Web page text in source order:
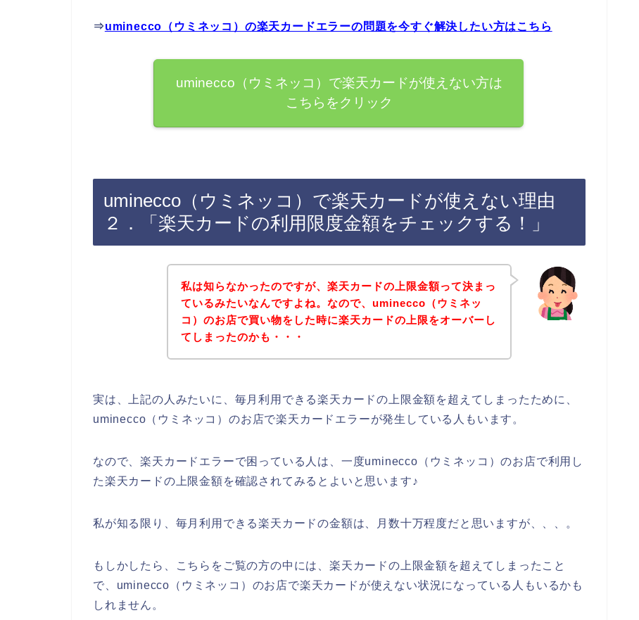
⇒uminecco（ウミネッコ）の楽天カードエラーの問題を今すぐ解決したい方はこちら
uminecco（ウミネッコ）で楽天カードが使えない方は
こちらをクリック
uminecco（ウミネッコ）で楽天カードが使えない理由
２．「楽天カードの利用限度金額をチェックする！」
私は知らなかったのですが、楽天カードの上限金額って決まっ
ているみたいなんですよね。なので、uminecco（ウミネッ
コ）のお店で買い物をした時に楽天カードの上限をオーバーし
てしまったのかも・・・
実は、上記の人みたいに、毎月利用できる楽天カードの上限金額を超えてしまったために、
uminecco（ウミネッコ）のお店で楽天カードエラーが発生している人もいます。
なので、楽天カードエラーで困っている人は、一度uminecco（ウミネッコ）のお店で利用し
た楽天カードの上限金額を確認されてみるとよいと思います♪
私が知る限り、毎月利用できる楽天カードの金額は、月数十万程度だと思いますが、、、。
もしかしたら、こちらをご覧の方の中には、楽天カードの上限金額を超えてしまったこと
で、uminecco（ウミネッコ）のお店で楽天カードが使えない状況になっている人もいるかも
しれません。